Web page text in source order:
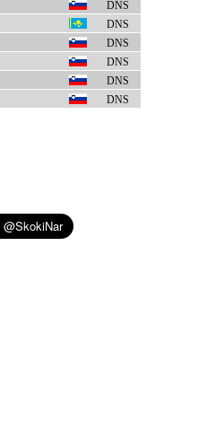
DNS
DNS
DNS
DNS
DNS
DNS